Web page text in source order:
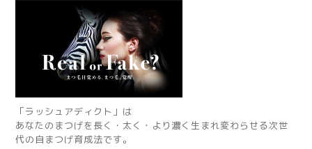
「ラッシュアディクト」は
あなたのまつげを長く・太く・より濃く生まれ変わらせる次世
代の自まつげ育成法です。